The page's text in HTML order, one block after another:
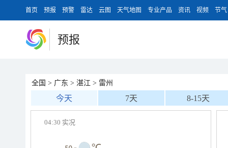
首页 预报 预警 雷达 云图 天气地图 专业产品 资讯 视频 节气
预报
全国 > 广东 > 湛江 > 雷州
今天 7天 8-15天
04:30 实况